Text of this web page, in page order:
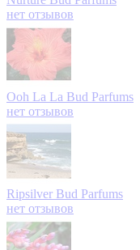
нет отзывов
Ooh La La Bud Parfums
нет отзывов
Ripsilver Bud Parfums
нет отзывов